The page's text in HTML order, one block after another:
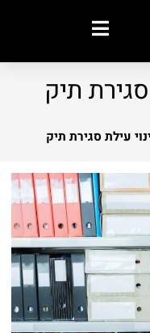
תיק
עילת סגירת תיק